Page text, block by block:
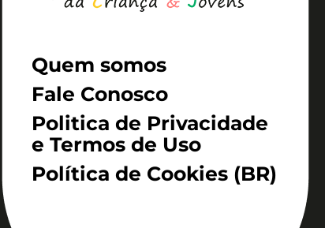
Quem somos
Fale Conosco
Politica de Privacidade
e Termos de Uso
Política de Cookies (BR)